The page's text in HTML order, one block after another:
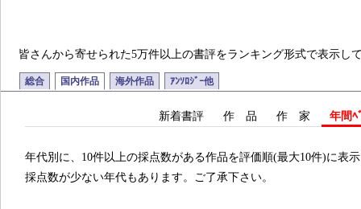
皆さんから寄せられた5万件以上の書評をランキング形式で表示し
総合 国内作品 海外作品 ｱﾝｿﾛｼﾞｰ他
新着書評 作 品 作 家 年間ﾍ
年代別に、10件以上の採点数がある作品を評価順(最大10件)に表
採点数が少ない年代もあります。ご了承下さい。